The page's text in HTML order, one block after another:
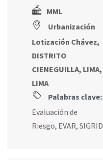
MML
Urbanización
Lotización Chávez,
DISTRITO
CIENEGUILLA, LIMA,
LIMA
Palabras clave:
Evaluación de
Riesgo, EVAR, SIGRID